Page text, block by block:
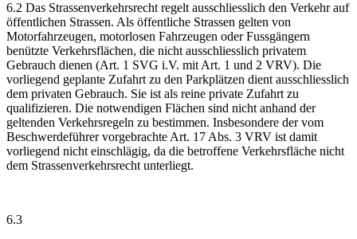
6.2 Das Strassenverkehrsrecht regelt ausschliesslich den Verkehr auf
öffentlichen Strassen. Als öffentliche Strassen gelten von
Motorfahrzeugen, motorlosen Fahrzeugen oder Fussgängern
benützte Verkehrsflächen, die nicht ausschliesslich privatem
Gebrauch dienen (Art. 1 SVG i.V. mit Art. 1 und 2 VRV). Die
vorliegend geplante Zufahrt zu den Parkplätzen dient ausschliesslich
dem privaten Gebrauch. Sie ist als reine private Zufahrt zu
qualifizieren. Die notwendigen Flächen sind nicht anhand der
geltenden Verkehrsregeln zu bestimmen. Insbesondere der vom
Beschwerdeführer vorgebrachte Art. 17 Abs. 3 VRV ist damit
vorliegend nicht einschlägig, da die betroffene Verkehrsfläche nicht
dem Strassenverkehrsrecht unterliegt.
6.3